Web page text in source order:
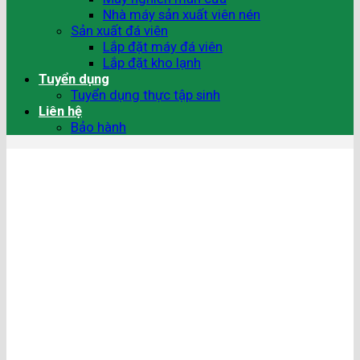
Nhà máy sản xuất viên nén
Sản xuất đá viên
Lắp đặt máy đá viên
Lắp đặt kho lạnh
Tuyển dụng
Tuyển dụng thực tập sinh
Liên hệ
Bảo hành